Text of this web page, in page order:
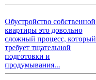
Обустройство собственной
квартиры это довольно
сложный процесс, который
требует тщательной
подготовки и
продумывания...